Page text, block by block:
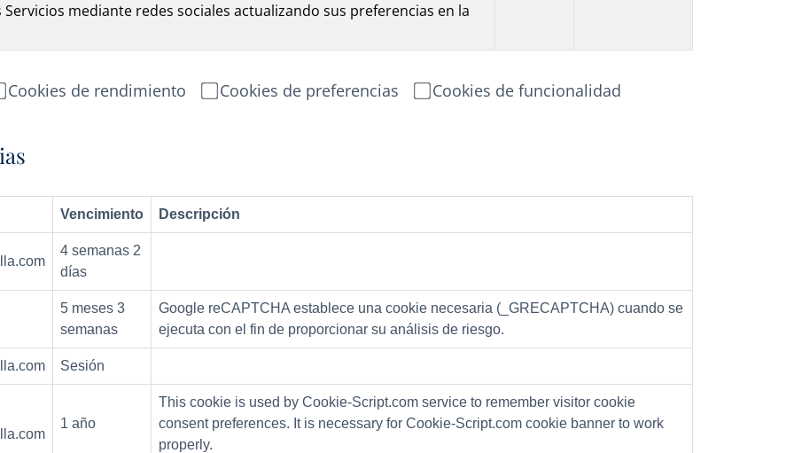
mediante redes sociales actualizando sus preferencias en la
Cookies de rendimiento Cookies de preferencias Cookies de funcionalidad
Vencimiento Descripción
4 semanas 2
días
5 meses 3
semanas
Google reCAPTCHA establece una cookie necesaria (_GRECAPTCHA) cuando se
ejecuta con el fin de proporcionar su análisis de riesgo.
Sesión
1 año
This cookie is used by Cookie-Script.com service to remember visitor cookie
consent preferences. It is necessary for Cookie-Script.com cookie banner to work
properly.